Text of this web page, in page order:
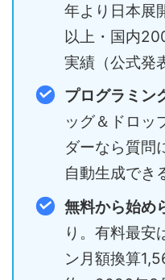
年より日本展
以上・国内
実績（公式発
プログラミン
ッグ＆ドロッ
ダーなら質問
自動生成でき
無料から始め
り。有料最安
ン月額換算